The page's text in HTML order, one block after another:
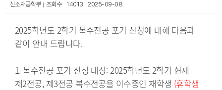
신소재공학부 조회수 14013 2025-09-08
2025학년도 2학기 복수전공 포기 신청에 대해 다음과
같이 안내 드립니다.
1. 복수전공 포기 신청 대상: 2025학년도 2학기 현재
제2전공, 제3전공 복수전공을 이수중인 재학생 (휴학생